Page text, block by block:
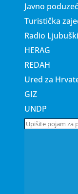
Javno
Turistička
Radio Ljubuški
HERAG
REDAH
Ured za
GIZ
UNDP